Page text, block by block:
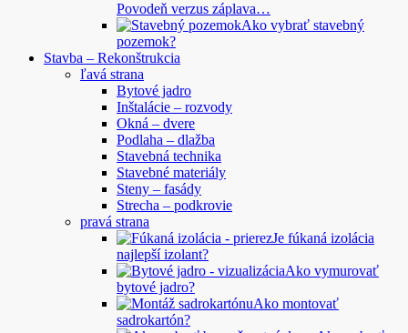
Povodeň verzus záplava…
Ako vybrať stavebný
pozemok?
Stavba – Rekonštrukcia
ľavá strana
Bytové jadro
Inštalácie – rozvody
Okná – dvere
Podlaha – dlažba
Stavebná technika
Stavebné materiály
Steny – fasády
Strecha – podkrovie
pravá strana
Je fúkaná izolácia
najlepší izolant?
Ako vymurovať
bytové jadro?
Ako montovať
sadrokartón?